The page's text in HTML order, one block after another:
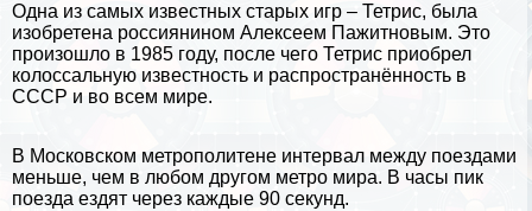
Одна из самых известных старых игр – Тетрис, была
изобретена россиянином Алексеем Пажитновым. Это
произошло в 1985 году, после чего Тетрис приобрел
колоссальную известность и распространённость в
СССР и во всем мире.
В Московском метрополитене интервал между поездами
меньше, чем в любом другом метро мира. В часы пик
поезда ездят через каждые 90 секунд.